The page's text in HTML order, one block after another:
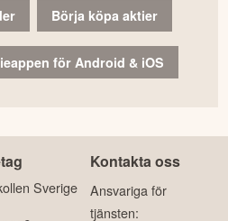
Börja köpa aktier
för Android & iOS
Sverige
Kontakta oss
Ansvariga för
tjänsten: